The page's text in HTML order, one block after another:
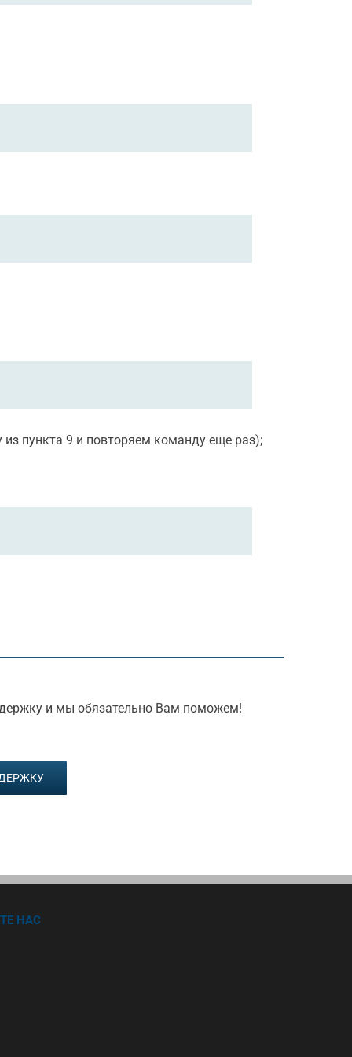
пункта 9 и повторяем команду еще раз);
и мы обязательно Вам поможем!
НАС